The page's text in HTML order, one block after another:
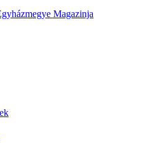
Magazinja